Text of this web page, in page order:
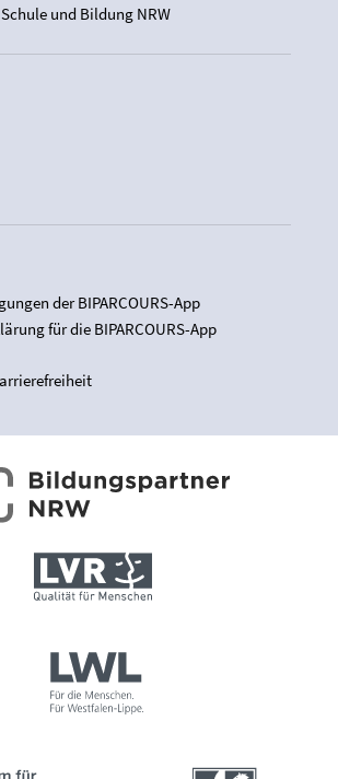
und Bildung NRW
der BIPARCOURS-App
für die BIPARCOURS-App